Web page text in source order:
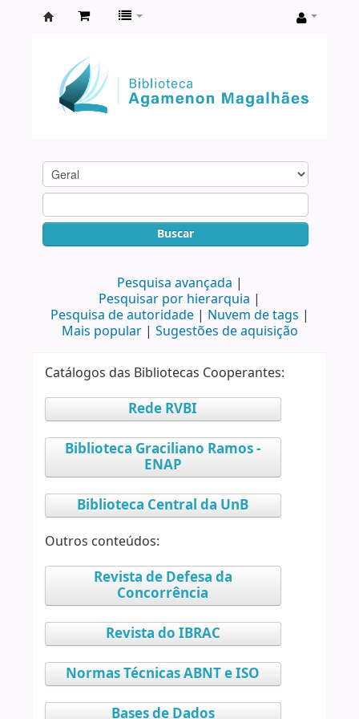
Agamenon
Magalhães
Buscar
Pesquisa avançada
Pesquisar por hierarquia
Pesquisa de autoridade
Nuvem de tags
Mais popular
Sugestões de aquisição
Catálogos das Bibliotecas Cooperantes:
Rede RVBI
Biblioteca Graciliano Ramos -
ENAP
Biblioteca Central da UnB
Outros conteúdos:
Revista de Defesa da
Concorrência
Revista do IBRAC
Normas Técnicas ABNT e ISO
Bases de Dados